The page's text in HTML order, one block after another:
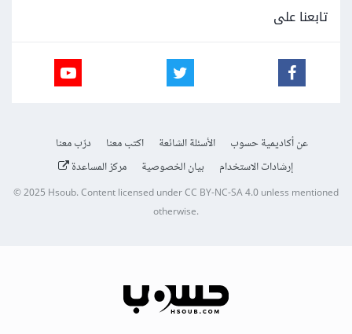
تابعنا على
عن أكاديمية حسوب الأسئلة الشائعة اكتب معنا
درّب معنا
إرشادات الاستخدام
بيان الخصوصية مركز المساعدة
© 2025Hsoub.Content licensed underCC BY-NC-SA 4.0unless mentioned
otherwise.